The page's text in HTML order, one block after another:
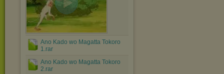
Ano Kado wo Magatta Tokoro
1.rar
Ano Kado wo Magatta Tokoro
2.rar